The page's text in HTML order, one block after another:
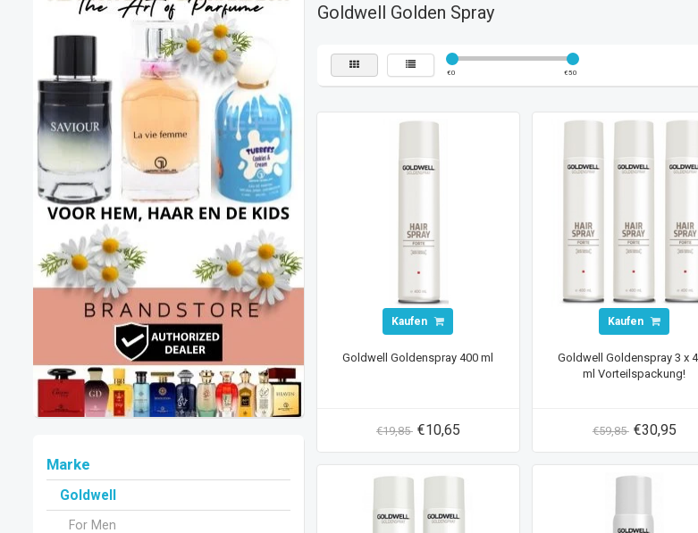
Marke
Goldwell
For Men
Goldwell Golden Spray
€0 €50
Kaufen
Goldwell Goldenspray 400 ml
€19,85 €10,65
Kaufen
Goldwell Goldenspray 3 x
ml Vorteilspackung!
€59,85 €30,95